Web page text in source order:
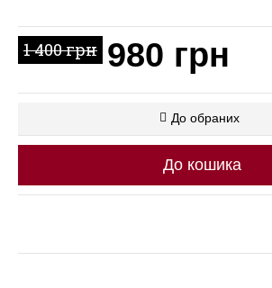
1 400 грн 980 грн
До обраних
До кошика